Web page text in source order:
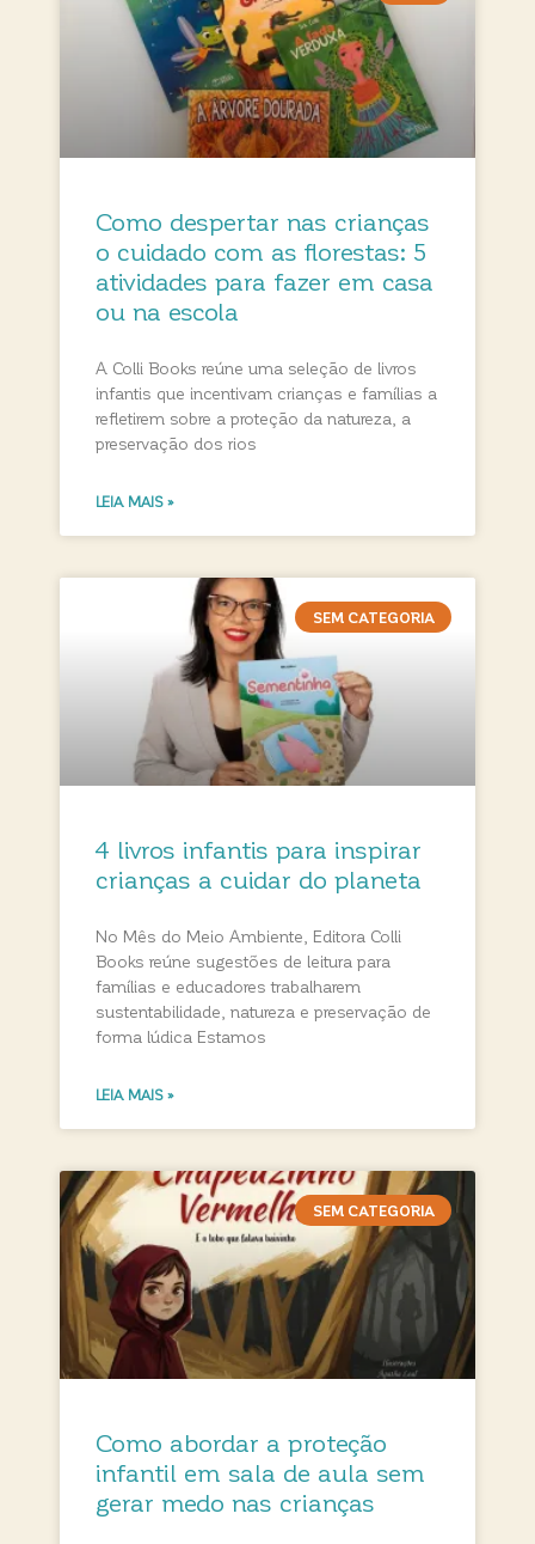
Como despertar nas crianças
o cuidado com as florestas: 5
atividades para fazer em casa
ou na escola
A Colli Books reúne uma seleção de livros
infantis que incentivam crianças e famílias a
refletirem sobre a proteção da natureza, a
preservação dos rios
LEIA MAIS »
SEM CATEGORIA
4 livros infantis para inspirar
crianças a cuidar do planeta
No Mês do Meio Ambiente, Editora Colli
Books reúne sugestões de leitura para
famílias e educadores trabalharem
sustentabilidade, natureza e preservação de
forma lúdica Estamos
LEIA MAIS »
SEM CATEGORIA
Como abordar a proteção
infantil em sala de aula sem
gerar medo nas crianças